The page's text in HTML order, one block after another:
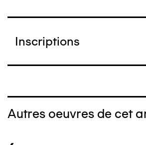
Inscriptions
Autres oeuvres de cet